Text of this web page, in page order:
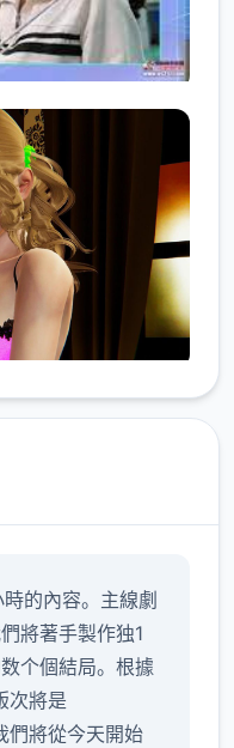
的內容。主線劇
將著手製作独1
个個結局。根據
次將是
將從今天開始